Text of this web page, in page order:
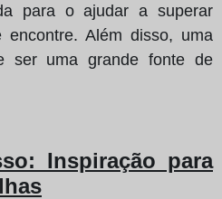
para o ajudar a superar
encontre. Além disso, uma
ser uma grande fonte de
Inspiração para